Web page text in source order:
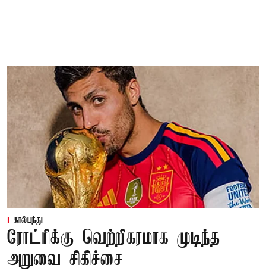
கால்பந்து
ரோட்ரிக்கு வெற்றிகரமாக முடிந்த
அறுவை சிகிச்சை